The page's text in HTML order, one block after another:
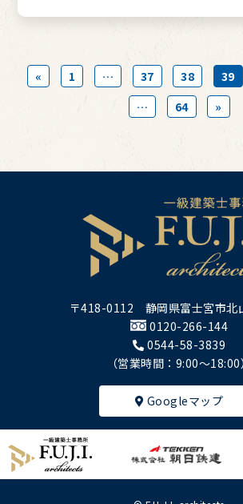
« 1 … 37 38 39
…
64 »
〒418-0112 静岡県富士宮市北
0120-266-144
0544-58-3839
（営業時間：9:00～18:00
Googleマップ